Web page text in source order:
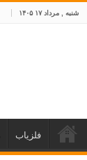
شنبه , مرداد ۱۷ ۱۴۰۵
فلزیاب